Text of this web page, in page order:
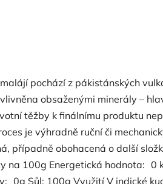
pochází z pákistánských
obsaženými minerály –
těžby k finálnímu produktu
je výhradně ruční či
případně obohacená o další
na 100g Energetická hodnota: 0
0g Sůl: 100g Využití V indické